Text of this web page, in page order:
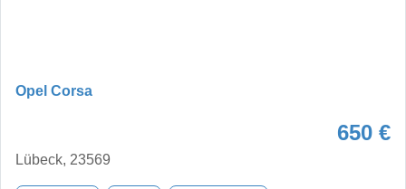
Opel Corsa
650 €
Lübeck, 23569